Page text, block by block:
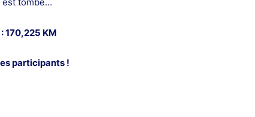
: 170,225 KM
participants !